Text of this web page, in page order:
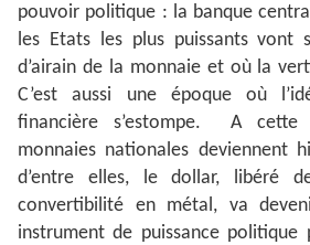
pouvoir politique : la banque
les Etats les plus puissants vont
d’airain de la monnaie et où la
C’est aussi une époque où
financière s’estompe. A cette
monnaies nationales deviennent
d’entre elles, le dollar, libéré
convertibilité en métal, va
instrument de puissance